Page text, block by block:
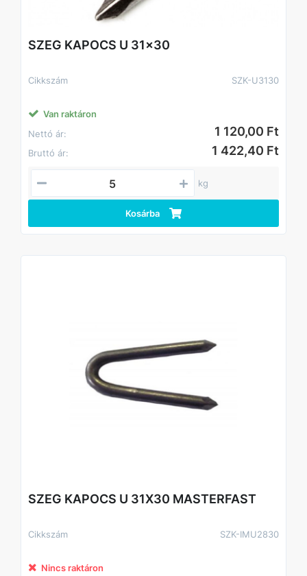
SZEG KAPOCS U 31x30
Cikkszám SZK-U3130
Van raktáron
Nettó ár:
1 120,00 Ft
Bruttó ár: 1 422,40 Ft
kg
Kosárba
SZEG KAPOCS U 31X30 MASTERFAST
Cikkszám SZK-IMU2830
Nincs raktáron